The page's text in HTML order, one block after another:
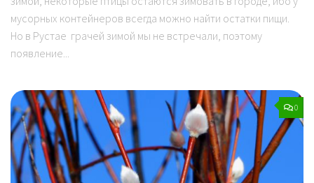
мусорных контейнеров всегда можно найти остатки пищи.
Но в Рустае грачей зимой мы не встречали, поэтому
появление...
0